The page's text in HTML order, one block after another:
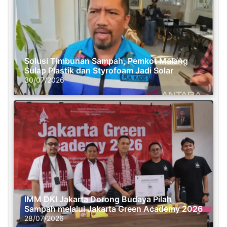
Solusi Timbunan Sampah, Pemkot Malang
Sulap Plastik dan Styrofoam Jadi Solar
30/07/2026
IMM DKI Jakarta Dorong Budaya Pilah
Sampah melalui Jakarta Green Academy 2026
28/07/2026